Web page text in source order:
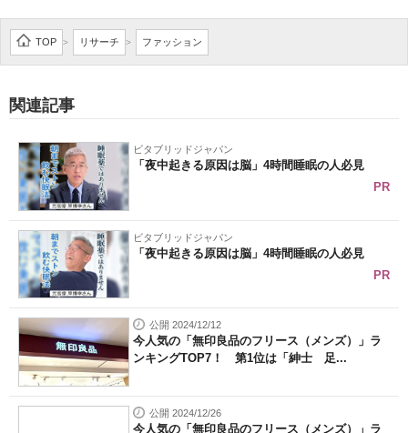
企業向けIT製品の総合サイト
製造業のIT導入・活用を支援
モノづくり技術者専門サイト
エレクトロニクス専門サイト
電子設計の基本と応用
エネルギーの専門メディア
ちょっと気になるネットの話題
TOP > リサーチ > ファッション
関連記事
ビタブリッドジャパン
「夜中起きる原因は脳」4時間睡眠の人必見
PR
ビタブリッドジャパン
「夜中起きる原因は脳」4時間睡眠の人必見
PR
公開 2024/12/12
今人気の「無印良品のフリース（メンズ）」ラ
ンキングTOP7！ 第1位は「紳士 足...
公開 2024/12/26
今人気の「無印良品のフリース（メンズ）」ラ